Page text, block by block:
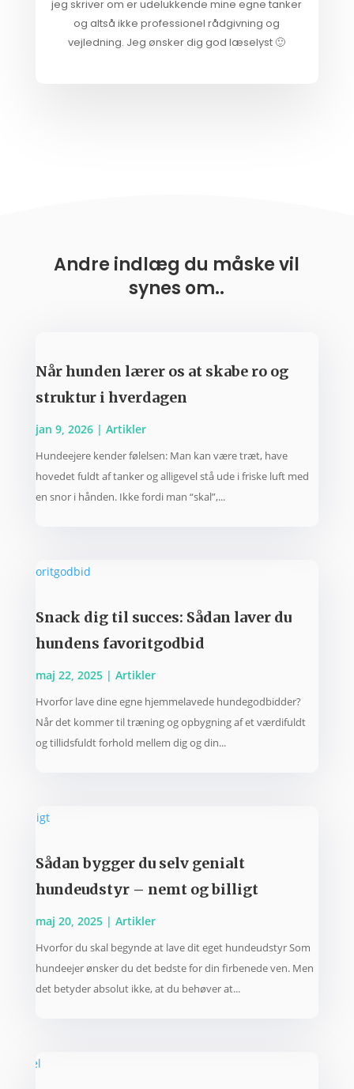
jeg skriver om er udelukkende mine egne tanker
og altså ikke professionel rådgivning og
vejledning. Jeg ønsker dig god læselyst 🙂
Andre indlæg du måske vil
synes om..
Når hunden lærer os at skabe ro og
struktur i hverdagen
jan 9, 2026| Artikler
Hundeejere kender følelsen: Man kan være træt, have
hovedet fuldt af tanker og alligevel stå ude i friske luft med
en snor i hånden. Ikke fordi man “skal”,...
Snack dig til succes: Sådan laver du
hundens favoritgodbid
maj 22, 2025| Artikler
Hvorfor lave dine egne hjemmelavede hundegodbidder?
Når det kommer til træning og opbygning af et værdifuldt
og tillidsfuldt forhold mellem dig og din...
Sådan bygger du selv genialt
hundeudstyr – nemt og billigt
maj 20, 2025| Artikler
Hvorfor du skal begynde at lave dit eget hundeudstyr Som
hundeejer ønsker du det bedste for din firbenede ven. Men
det betyder absolut ikke, at du behøver at...